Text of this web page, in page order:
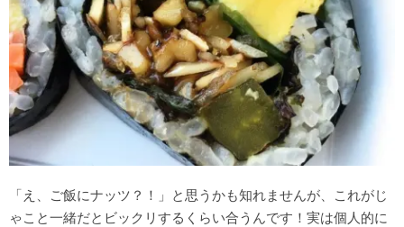
「え、ご飯にナッツ？！」と思うかも知れませんが、これがじ
ゃこと一緒だとビックリするくらい合うんです！実は個人的に